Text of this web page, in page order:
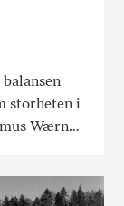
storheten i
Wærn…